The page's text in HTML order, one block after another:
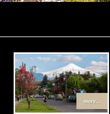
more...